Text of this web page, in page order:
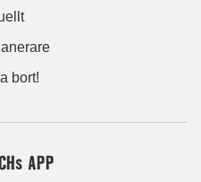
bort!
APP